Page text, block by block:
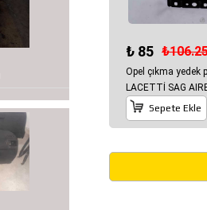
₺ 85
Opel çıkma yedek
LACETTİ SAG
Sepete Ekle